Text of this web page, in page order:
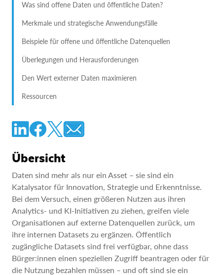
Was sind offene Daten und öffentliche Daten?
Merkmale und strategische Anwendungsfälle
Beispiele für offene und öffentliche Datenquellen
Überlegungen und Herausforderungen
Den Wert externer Daten maximieren
Ressourcen
Übersicht
Daten sind mehr als nur ein Asset – sie sind ein
Katalysator für Innovation, Strategie und Erkenntnisse.
Bei dem Versuch, einen größeren Nutzen aus ihren
Analytics- und KI-Initiativen zu ziehen, greifen viele
Organisationen auf externe Datenquellen zurück, um
ihre internen Datasets zu ergänzen. Öffentlich
zugängliche Datasets sind frei verfügbar, ohne dass
Bürger:innen einen speziellen Zugriff beantragen oder für
die Nutzung bezahlen müssen – und oft sind sie ein